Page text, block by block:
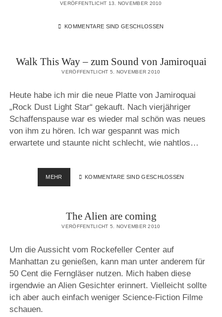
VERÖFFENTLICHT 13. NOVEMBER 2010
KOMMENTARE SIND GESCHLOSSEN
Walk This Way – zum Sound von Jamiroquai
VERÖFFENTLICHT 5. NOVEMBER 2010
Heute habe ich mir die neue Platte von Jamiroquai
„Rock Dust Light Star“ gekauft. Nach vierjähriger
Schaffenspause war es wieder mal schön was neues
von ihm zu hören. Ich war gespannt was mich
erwartete und staunte nicht schlecht, wie nahtlos…
MEHR
THIS
ZUM
SOUND
KOMMENTARE SIND GESCHLOSSEN
The Alien are coming
VERÖFFENTLICHT 5. NOVEMBER 2010
Um die Aussicht vom Rockefeller Center auf
Manhattan zu genießen, kann man unter anderem für
50 Cent die Ferngläser nutzen. Mich haben diese
irgendwie an Alien Gesichter erinnert. Vielleicht sollte
ich aber auch einfach weniger Science-Fiction Filme
schauen.